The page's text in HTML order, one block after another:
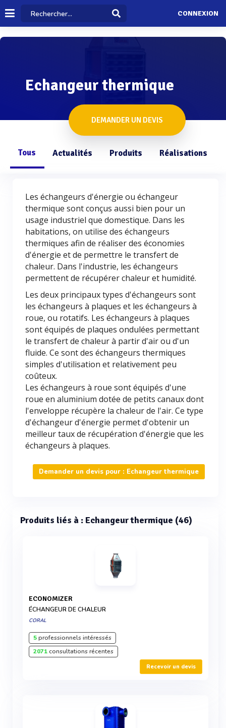
CONNEXION
Echangeur thermique
DEMANDER UN DEVIS
Tous Actualités Produits Réalisations
Les échangeurs d'énergie ou échangeur
thermique sont conçus aussi bien pour un
usage industriel que domestique. Dans les
habitations, on utilise des échangeurs
thermiques afin de réaliser des économies
d'énergie et de permettre le transfert de
chaleur. Dans l'industrie, les échangeurs
permettent de récupérer chaleur et humidité.
Les deux principaux types d'échangeurs sont
les échangeurs à plaques et les échangeurs à
roue, ou rotatifs. Les échangeurs à plaques
sont équipés de plaques ondulées permettant
le transfert de chaleur à partir d'air ou d'un
fluide. Ce sont des échangeurs thermiques
simples d'utilisation et relativement peu
coûteux.
Les échangeurs à roue sont équipés d'une
roue en aluminium dotée de petits canaux dont
l'enveloppe récupère la chaleur de l'air. Ce type
d'échangeur d'énergie permet d'obtenir un
meilleur taux de récupération d'énergie que les
échangeurs à plaques.
Demander un devis pour : Echangeur thermique
Produits liés à : Echangeur thermique (46)
ECONOMIZER
ÉCHANGEUR DE CHALEUR
CORAL
5professionnels intéressés
2071consultations récentes
Recevoir un devis